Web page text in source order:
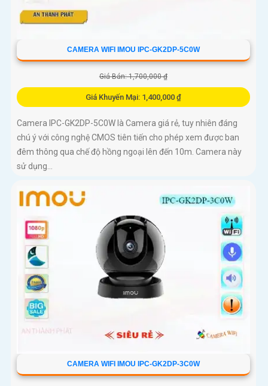
CAMERA WIFI IMOU IPC-GK2DP-5C0W
Giá Bán: 1,700,000 ₫
Giá Khuyến Mại: 1,400,000 ₫
Camera IPC-GK2DP-5C0W là Camera giá rẻ, tuy nhiên đáng
chú ý với công nghệ CMOS tiên tiến cho phép xem được ban
đêm thông qua chế độ hồng ngoại lên đến 10m. Camera này
sử dụng...
CAMERA WIFI IMOU IPC-GK2DP-3C0W